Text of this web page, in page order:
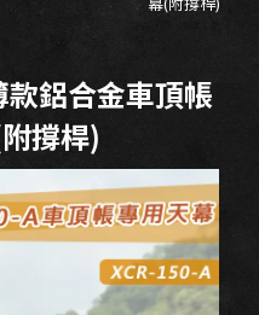
款鋁合金車頂帳
撐桿)